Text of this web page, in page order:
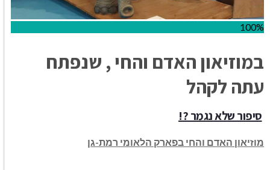
100%
במוזיאון האדם והחי , שנפתח
עתה לקהל
סיפור שלא נגמר ?!
מוזיאון האדם והחי בפארק הלאומי רמת-גן